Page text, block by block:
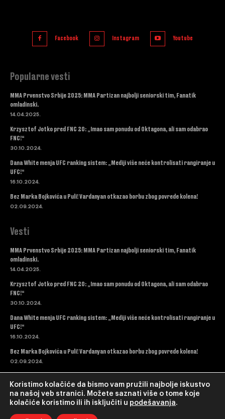
Facebook Instagram Youtube
Popularne vesti
MMA Prvenstvo Srbije 2025: MMA Partizan najbolji seniorski tim, Fanatik
omladinski.
14.04.2025.
Krzysztof Jotko pred FNC 20: „Imao sam ponudu od Oktagona, ali sam odabrao
FNC!“
30.10.2024.
Dana White menja UFC ranking sistem: „Mediji više neće kontrolisati rangiranje u
UFC!“
16.10.2024.
Bez Marka Bojkovića u Puli! Vardanyan otkazao borbu zbog povrede kolena!
02.09.2024.
Vesti
MMA Prvenstvo Srbije 2025: MMA Partizan najbolji seniorski tim, Fanatik
omladinski.
14.04.2025.
Krzysztof Jotko pred FNC 20: „Imao sam ponudu od Oktagona, ali sam odabrao
FNC!“
30.10.2024.
Dana White menja UFC ranking sistem: „Mediji više neće kontrolisati rangiranje u
UFC!“
16.10.2024.
Bez Marka Bojkovića u Puli! Vardanyan otkazao borbu zbog povrede kolena!
02.09.2024.
© Copyright - Triangle TV.Web Dev & hosting wpspeedopt.net
Koristimo kolačiće da bismo vam pružili najbolje iskustvo
na našoj veb stranici. Možete saznati više o tome koje
kolačiće koristimo ili ih isključiti u podešavanja.